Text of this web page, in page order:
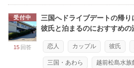
受付中
15 回答
三国へドライブデートの帰り
彼氏と泊まるのにおすすめの
恋人 カップル 彼氏
三国・あわら 越前松島水族